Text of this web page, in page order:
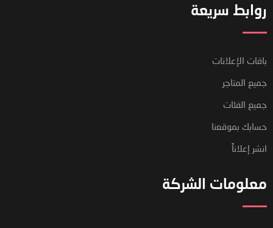
روابط سريعة
باقات الإعلانات
جميع المتاجر
جميع الفئات
حسابك بموقعنا
انشر إعلاناً
معلومات الشركة